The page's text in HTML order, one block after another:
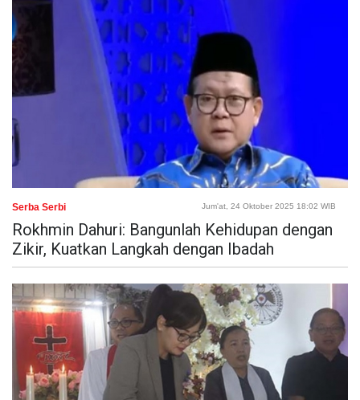
Serba Serbi Jum'at, 24 Oktober 2025 18:02 WIB
Rokhmin Dahuri: Bangunlah Kehidupan dengan
Zikir, Kuatkan Langkah dengan Ibadah